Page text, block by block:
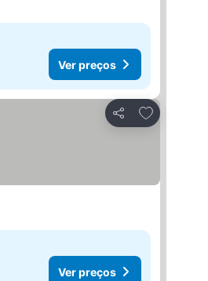
Ver preços
Partilhar
Adicionar
Ver preços